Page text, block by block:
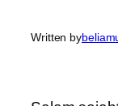
Written by